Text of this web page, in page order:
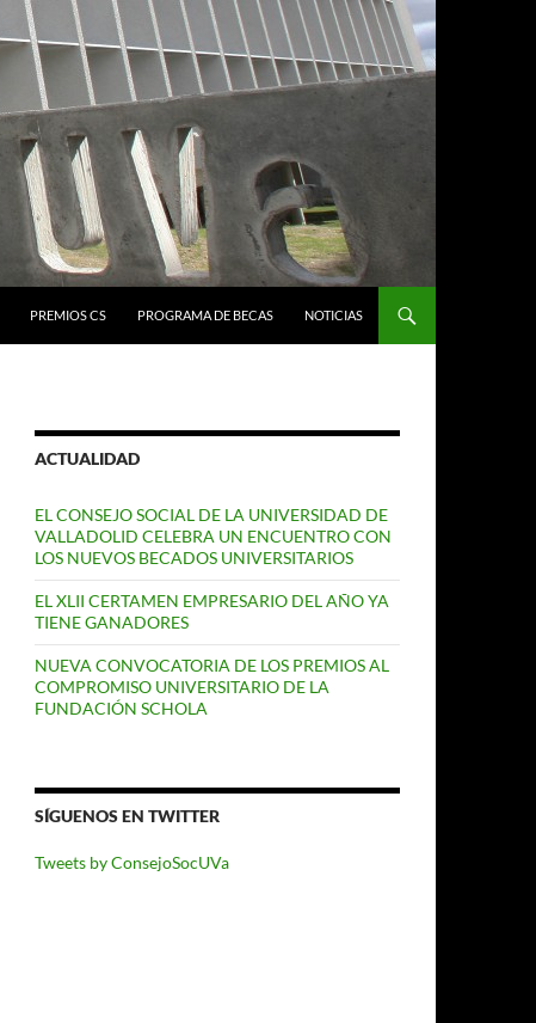
PREMIOS CS PROGRAMA DE BECAS NOTICIAS
ACTUALIDAD
EL CONSEJO SOCIAL DE LA UNIVERSIDAD DE
VALLADOLID CELEBRA UN ENCUENTRO CON
LOS NUEVOS BECADOS UNIVERSITARIOS
EL XLII CERTAMEN EMPRESARIO DEL AÑO YA
TIENE GANADORES
NUEVA CONVOCATORIA DE LOS PREMIOS AL
COMPROMISO UNIVERSITARIO DE LA
FUNDACIÓN SCHOLA
SÍGUENOS EN TWITTER
Tweets by ConsejoSocUVa